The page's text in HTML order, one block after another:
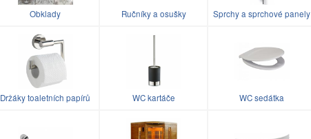
Obklady Ručníky a osušky Sprchy a sprchové panely
Držáky toaletních papírů WC kartáče WC sedátka